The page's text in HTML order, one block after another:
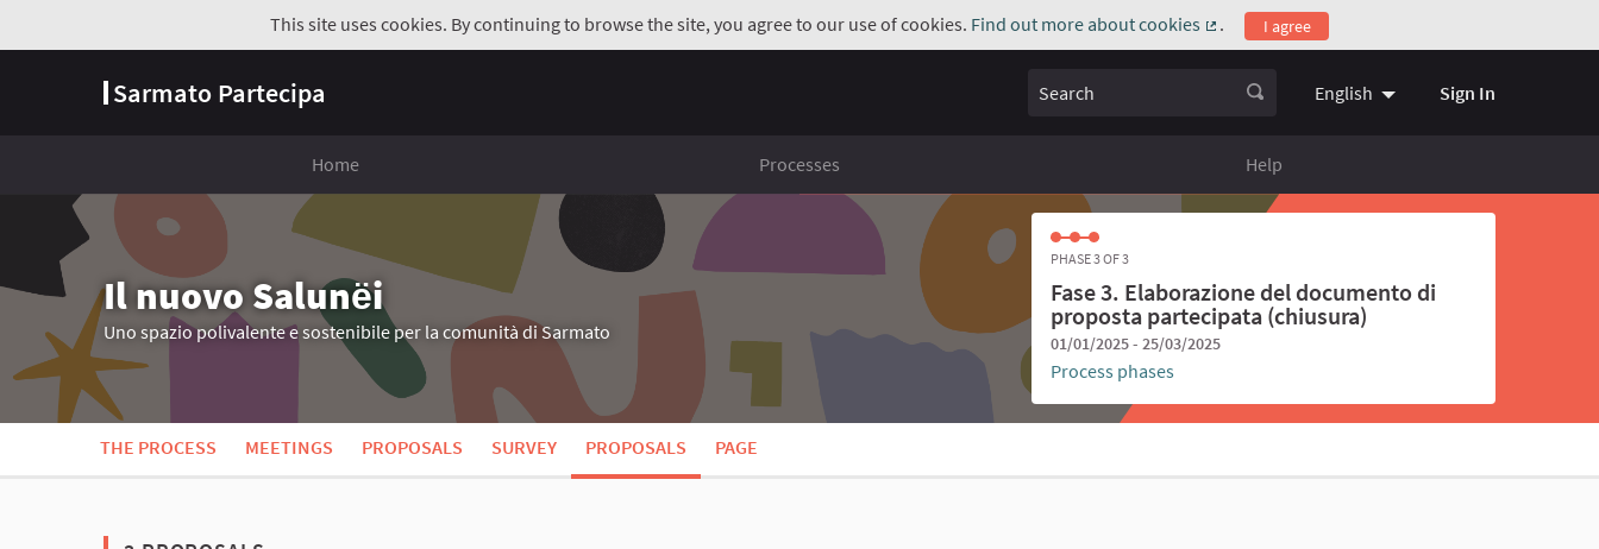
This site uses cookies. By continuing to browse the site, you agree to our use of cookies. Find out more about cookies
(External link)
. I agree
Sarmato Partecipa Search English Choose language
Sign In
Home Processes Help
Il nuovo Salunёi
Uno spazio polivalente e sostenibile per la comunità di Sarmato
PHASE 3 OF 3
Fase 3. Elaborazione del documento di
proposta partecipata (chiusura)
01/01/2025 - 25/03/2025
Process phases
THE PROCESS MEETINGS PROPOSALS SURVEY PROPOSALS PAGE